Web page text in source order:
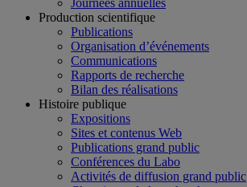
Journées annuelles
Production scientifique
Publications
Organisation d’événements
Communications
Rapports de recherche
Bilan des réalisations
Histoire publique
Expositions
Sites et contenus Web
Publications grand public
Conférences du Labo
Activités de diffusion grand public